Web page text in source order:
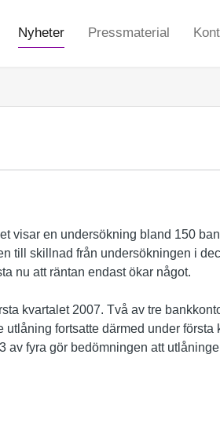
Nyheter Pressmaterial
visar en undersökning bland 150
till skillnad från undersökningen i
nu att räntan endast ökar något.
kvartalet 2007. Två av tre
fortsatte därmed under första
av fyra gör bedömningen att